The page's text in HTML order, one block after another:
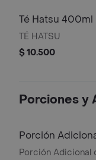
Té Hatsu 400ml
TÉ HATSU
$ 10.500
Porciones y
Porción
Champiñones
Porción Adicional